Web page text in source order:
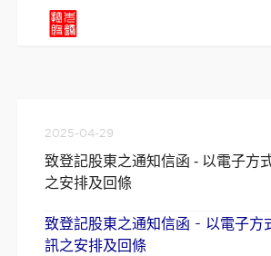
2025-04-29
致登記股東之通知信函 - 以電子方
之安排及回條
致登記股東之通知信函 - 以電子方
訊之安排及回條